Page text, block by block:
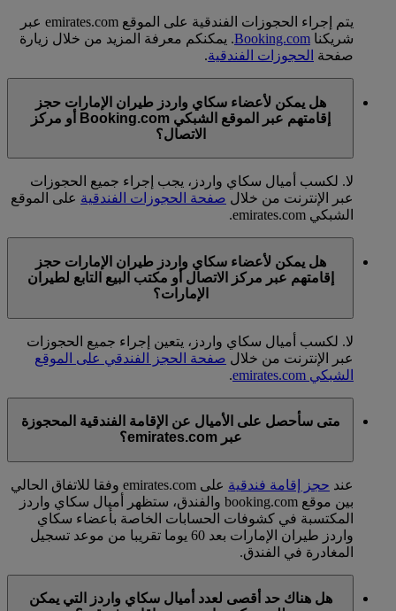
يتم إجراء الحجوزات الفندقية على الموقع emirates.com عبر
شريكنا Booking.com. يمكنكم معرفة المزيد من خلال زيارة
صفحة الحجوزات الفندقية.
هل يمكن لأعضاء سكاي واردز طيران الإمارات حجز
إقامتهم عبر الموقع الشبكي Booking.com أو مركز
الاتصال؟
لا. لكسب أميال سكاي واردز، يجب إجراء جميع الحجوزات
عبر الإنترنت من خلال صفحة الحجوزات الفندقية على الموقع
الشبكي emirates.com.
هل يمكن لأعضاء سكاي واردز طيران الإمارات حجز
إقامتهم عبر مركز الاتصال أو مكتب البيع التابع لطيران
الإمارات؟
لا. لكسب أميال سكاي واردز، يتعين إجراء جميع الحجوزات
عبر الإنترنت من خلال صفحة الحجز الفندقي على الموقع
الشبكي emirates.com
.
متى سأحصل على الأميال عن الإقامة الفندقية المحجوزة
عبر emirates.com؟
عند حجز إقامة فندقية
على emirates.com وفقا للاتفاق الحالي
بين موقع booking.com والفندق، ستظهر أميال سكاي واردز
المكتسبة في كشوفات الحسابات الخاصة بأعضاء سكاي
واردز طيران الإمارات بعد 60 يوما تقريبا من موعد تسجيل
المغادرة في الفندق.
هل هناك حد أقصى لعدد أميال سكاي واردز التي يمكن